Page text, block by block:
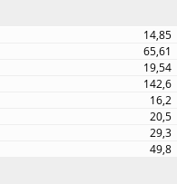
14,85
65,61
19,54
142,6
16,2
20,5
29,3
49,8